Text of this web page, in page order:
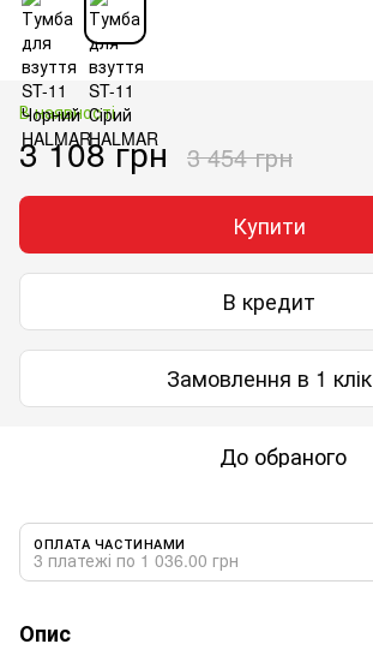
В наявності
3 108 грн 3 454 грн
Купити
В кредит
Замовлення в 1 клік
До обраного
ОПЛАТА ЧАСТИНАМИ
3 платежі по 1 036.00 грн
Опис